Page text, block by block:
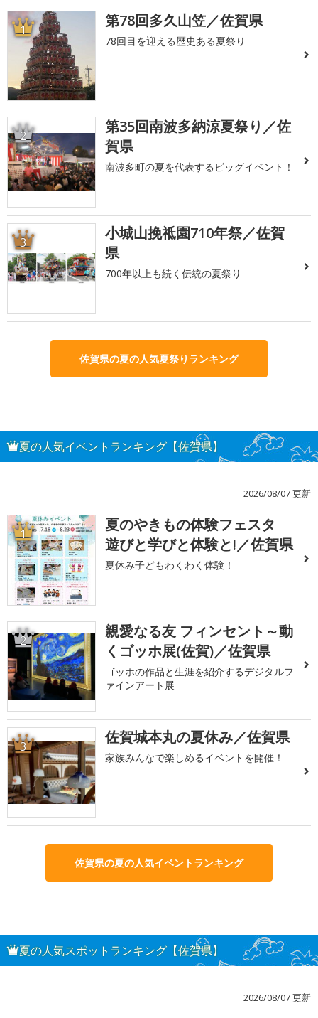
1 第78回多久山笠／佐賀県
78回目を迎える歴史ある夏祭り
2
第35回南波多納涼夏祭り／佐
賀県
南波多町の夏を代表するビッグイベント！
3
小城山挽祗園710年祭／佐賀
県
700年以上も続く伝統の夏祭り
佐賀県の夏の人気夏祭りランキング
夏の人気イベントランキング【佐賀県】
2026/08/07 更新
1
夏のやきもの体験フェスタ
遊びと学びと体験と!／佐賀県
夏休み子どもわくわく体験！
2
親愛なる友 フィンセント～動
くゴッホ展(佐賀)／佐賀県
ゴッホの作品と生涯を紹介するデジタルフ
ァインアート展
3 佐賀城本丸の夏休み／佐賀県
家族みんなで楽しめるイベントを開催！
佐賀県の夏の人気イベントランキング
夏の人気スポットランキング【佐賀県】
2026/08/07 更新